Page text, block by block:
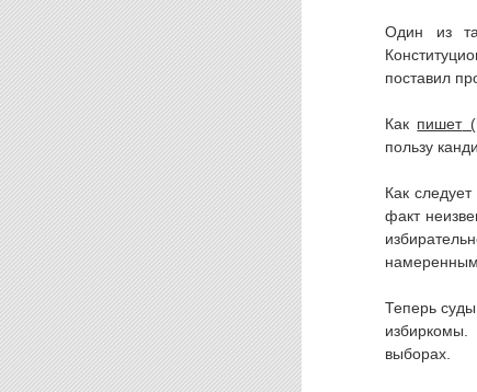
Один из
поставил
Как пишет
пользу
Как
факт
Теперь
выборах.